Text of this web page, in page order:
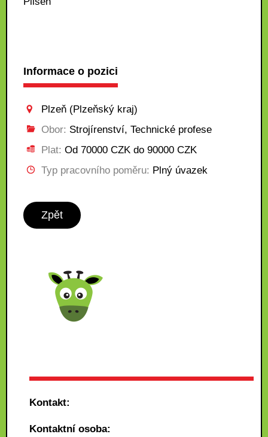
Informace o pozici
Plzeň (Plzeňský kraj)
Obor: Strojírenství, Technické profese
Plat: Od 70000 CZK do 90000 CZK
Typ pracovního poměru: Plný úvazek
Zpět
Kontakt:
Kontaktní osoba: